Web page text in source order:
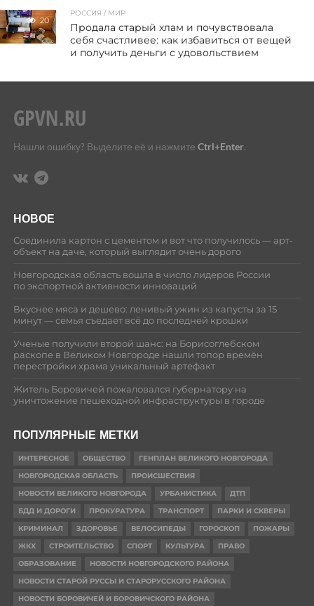
20
РОССИЯ / МИР
Продала старый хлам и почувствовала
себя счастливее: как избавиться от вещей
и получить деньги с удовольствием
Нашли ошибку? Выделите её и нажмите Ctrl+Enter.
НОВОЕ
Соединила картон с цементом и вот что получилось — арт-
объект на даче, который выглядит очень дорого
Новгородская область вошла в число лидеров России
по экспортной активности инноваций
Вкуснее мяса и дешево: ленивый ужин из капусты за 15
минут — семья съедает всё до последней крошки
Ученые получили второй шанс: на Борисоглебском
раскопе в Великом Новгороде нашли топор времён
перестройки храма уникальный артефакт
Житель Боровичей пожаловался губернатору на
уничтожение пешеходной инфраструктуры в городе
ПОПУЛЯРНЫЕ МЕТКИ
ИНТЕРЕСНОЕ ОБЩЕСТВО
ГЕНПЛАН ВЕЛИКОГО НОВГОРОДА
НОВГОРОДСКАЯ ОБЛАСТЬ
ПРОИСШЕСТВИЯ
НОВОСТИ ВЕЛИКОГО НОВГОРОДА
УРБАНИСТИКА
ДТП
БДД И ДОРОГИ
ПРОКУРАТУРА ТРАНСПОРТ
ПАРКИ И СКВЕРЫ
КРИМИНАЛ
ЗДОРОВЬЕ ВЕЛОСИПЕДЫ ГОРОСКОП
ПОЖАРЫ
ЖКХ
СТРОИТЕЛЬСТВО СПОРТ КУЛЬТУРА
ПРАВО
ОБРАЗОВАНИЕ
НОВОСТИ НОВГОРОДСКОГО РАЙОНА
НОВОСТИ СТАРОЙ РУССЫ И СТАРОРУССКОГО РАЙОНА
НОВОСТИ БОРОВИЧЕЙ И БОРОВИЧСКОГО РАЙОНА